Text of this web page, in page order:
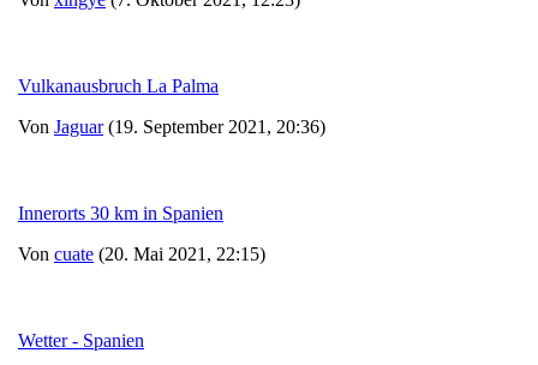
Vulkanausbruch La Palma
Von Jaguar(19. September 2021, 20:36)
Innerorts 30 km in Spanien
Von cuate (20. Mai 2021, 22:15)
Wetter - Spanien